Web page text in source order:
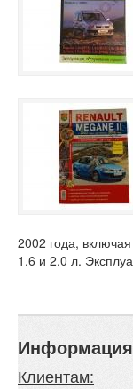
2002 года,
1.6 и 2.0 л.
Информация
Клиентам: